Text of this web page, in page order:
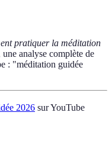
pratiquer la méditation
une analyse complète de
: "méditation guidée
2026 sur YouTube